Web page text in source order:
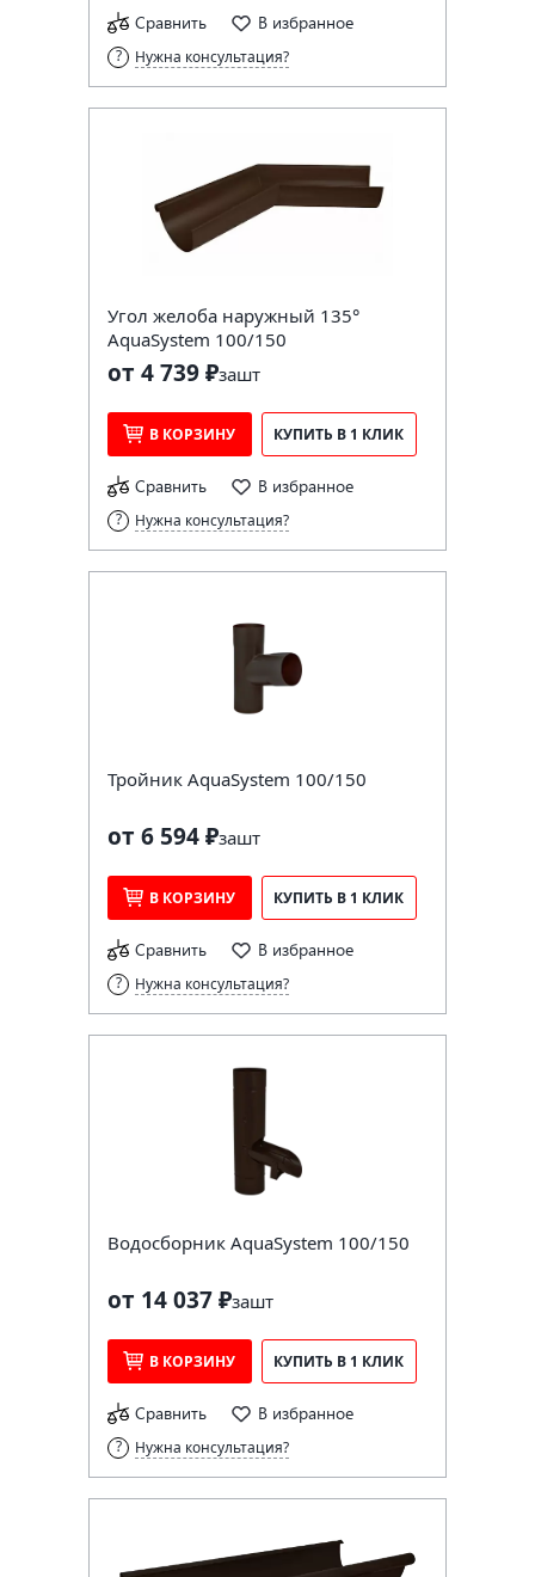
Сравнить В избранное
Нужна консультация?
Угол желоба наружный 135°
AquaSystem 100/150
от 4 739 ₽зашт
В КОРЗИНУ КУПИТЬ В 1 КЛИК
Сравнить В избранное
Нужна консультация?
Тройник AquaSystem 100/150
от 6 594 ₽зашт
В КОРЗИНУ КУПИТЬ В 1 КЛИК
Сравнить В избранное
Нужна консультация?
Водосборник AquaSystem 100/150
от 14 037 ₽зашт
В КОРЗИНУ КУПИТЬ В 1 КЛИК
Сравнить В избранное
Нужна консультация?